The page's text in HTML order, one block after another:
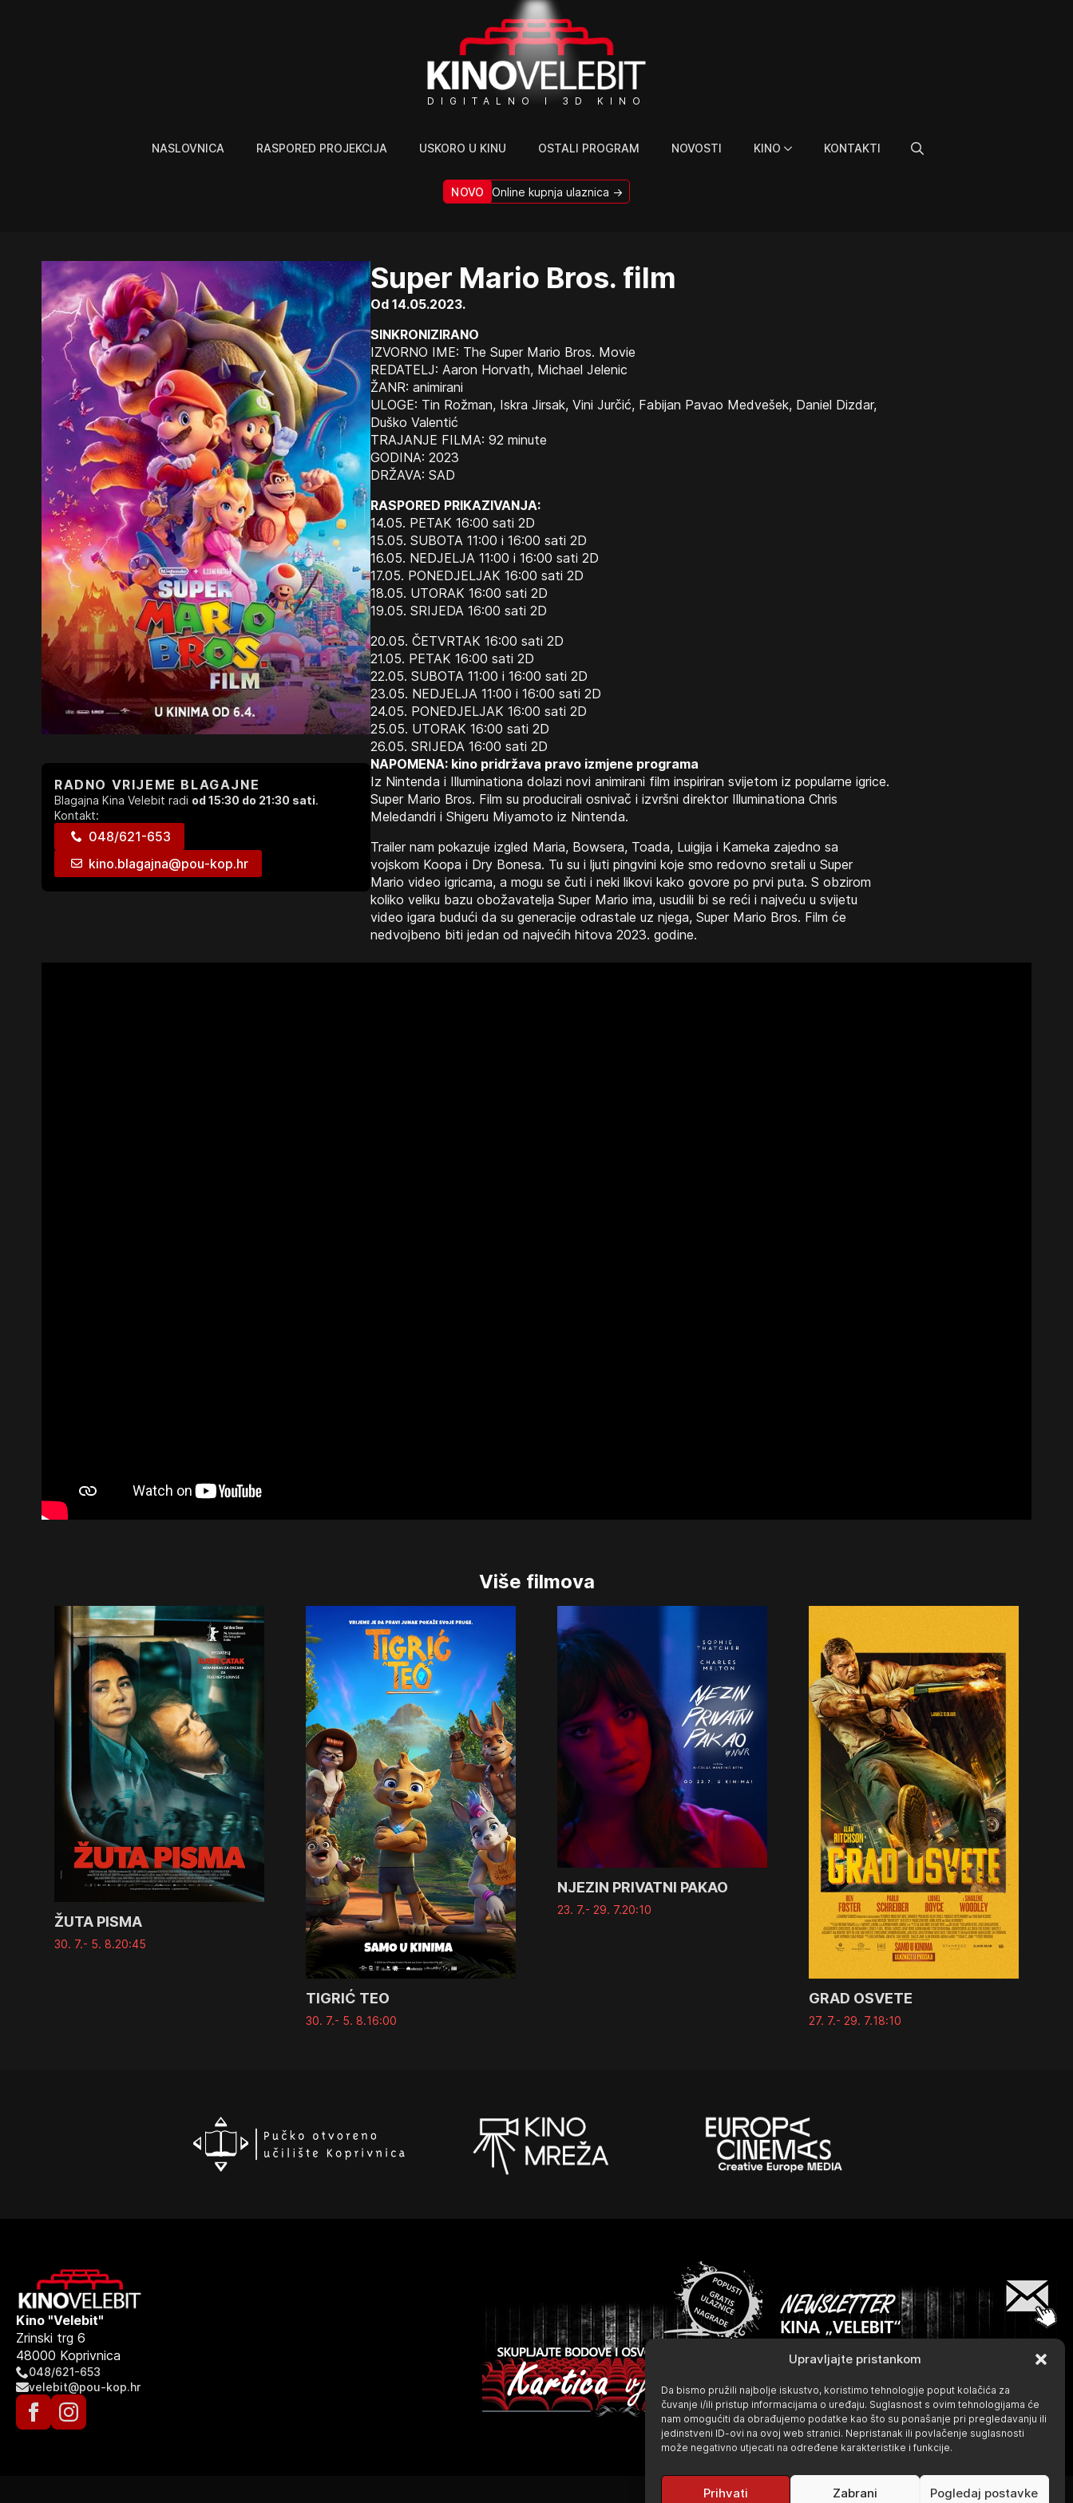
Upravljajte pristankom
Da bismo pružili najbolje iskustvo, koristimo tehnologije poput kolačića za
čuvanje i/ili pristup informacijama o uređaju. Suglasnost s ovim tehnologijama će
nam omogućiti da obrađujemo podatke kao što su ponašanje pri pregledavanju ili
jedinstveni ID-ovi na ovoj web stranici. Nepristanak ili povlačenje suglasnosti
može negativno utjecati na određene karakteristike i funkcije.
Prihvati Zabrani Pogledaj postavke
DIGITALNO I 3D KINO
NASLOVNICA RASPORED PROJEKCIJA USKORO U KINU OSTALI PROGRAM NOVOSTI KINO KONTAKTI
NOVO Online kupnja ulaznica →
RADNO VRIJEME BLAGAJNE
Blagajna Kina Velebit radi od 15:30 do 21:30 sati.
Kontakt:
048/621-653
kino.blagajna@pou-kop.hr
Super Mario Bros. film
Od 14.05.2023.
SINKRONIZIRANO
IZVORNO IME: The Super Mario Bros. Movie
REDATELJ: Aaron Horvath, Michael Jelenic
ŽANR: animirani
ULOGE: Tin Rožman, Iskra Jirsak, Vini Jurčić, Fabijan Pavao Medvešek, Daniel Dizdar,
Duško Valentić
TRAJANJE FILMA: 92 minute
GODINA: 2023
DRŽAVA: SAD
RASPORED PRIKAZIVANJA:
14.05. PETAK 16:00 sati 2D
15.05. SUBOTA 11:00 i 16:00 sati 2D
16.05. NEDJELJA 11:00 i 16:00 sati 2D
17.05. PONEDJELJAK 16:00 sati 2D
18.05. UTORAK 16:00 sati 2D
19.05. SRIJEDA 16:00 sati 2D
20.05. ČETVRTAK 16:00 sati 2D
21.05. PETAK 16:00 sati 2D
22.05. SUBOTA 11:00 i 16:00 sati 2D
23.05. NEDJELJA 11:00 i 16:00 sati 2D
24.05. PONEDJELJAK 16:00 sati 2D
25.05. UTORAK 16:00 sati 2D
26.05. SRIJEDA 16:00 sati 2D
NAPOMENA: kino pridržava pravo izmjene programa
Iz Nintenda i Illuminationa dolazi novi animirani film inspiriran svijetom iz popularne igrice.
Super Mario Bros. Film su producirali osnivač i izvršni direktor Illuminationa Chris
Meledandri i Shigeru Miyamoto iz Nintenda.
Trailer nam pokazuje izgled Maria, Bowsera, Toada, Luigija i Kameka zajedno sa
vojskom Koopa i Dry Bonesa. Tu su i ljuti pingvini koje smo redovno sretali u Super
Mario video igricama, a mogu se čuti i neki likovi kako govore po prvi puta. S obzirom
koliko veliku bazu obožavatelja Super Mario ima, usudili bi se reći i najveću u svijetu
video igara budući da su generacije odrastale uz njega, Super Mario Bros. Film će
nedvojbeno biti jedan od najvećih hitova 2023. godine.
Više filmova
ŽUTA PISMA
30. 7.- 5. 8.20:45
TIGRIĆ TEO
30. 7.- 5. 8.16:00
NJEZIN PRIVATNI PAKAO
23. 7.- 29. 7.20:10
GRAD OSVETE
27. 7.- 29. 7.18:10
Kino "Velebit"
Zrinski trg 6
48000 Koprivnica
048/621-653
velebit@pou-kop.hr